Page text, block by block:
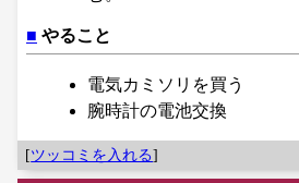
■ やること
電気カミソリを買う
腕時計の電池交換
[ツッコミを入れる]